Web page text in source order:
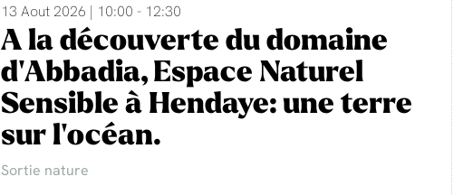
13 Aout 2026 | 10:00 - 12:30
A la découverte du domaine
d'Abbadia, Espace Naturel
Sensible à Hendaye: une terre
sur l'océan.
Sortie nature